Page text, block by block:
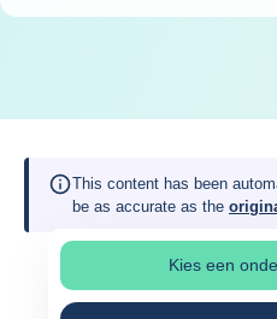
This content has been
be as accurate as the
Kies een